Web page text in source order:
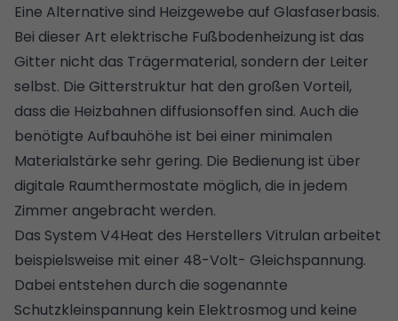
Eine Alternative sind Heizgewebe auf Glasfaserbasis.
Bei dieser Art elektrische Fußbodenheizung ist das
Gitter nicht das Trägermaterial, sondern der Leiter
selbst. Die Gitterstruktur hat den großen Vorteil,
dass die Heizbahnen diffusionsoffen sind. Auch die
benötigte Aufbauhöhe ist bei einer minimalen
Materialstärke sehr gering. Die Bedienung ist über
digitale Raumthermostate möglich, die in jedem
Zimmer angebracht werden.
Das System V4Heat des Herstellers Vitrulan arbeitet
beispielsweise mit einer 48-Volt- Gleichspannung.
Dabei entstehen durch die sogenannte
Schutzkleinspannung kein Elektrosmog und keine